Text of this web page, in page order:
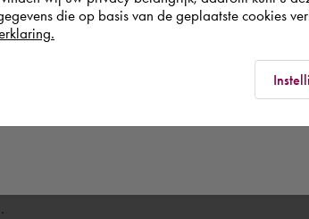
- il y a environ 2 ans
/ cursus
- il y a presque 4 ans
die op basis van de geplaatste cookies